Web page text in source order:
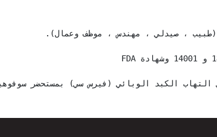
(طبيب ، صيدلي ، مهندس ، موظف وعمال).
الكبد الوبائي (فيرس سي) بمستحضر